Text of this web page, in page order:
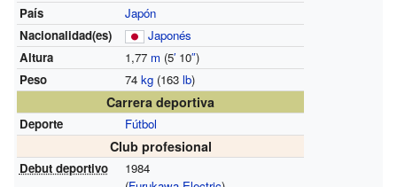
País
Japón
Nacionalidad(es)
Japonés
Altura
1,77 m (5′10″)
Peso
74 kg(163 lb)
Carrera deportiva
Deporte Fútbol
Club profesional
Debut deportivo
1984